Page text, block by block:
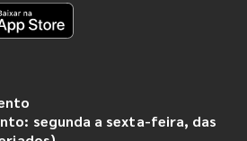
segunda a sexta-feira, das